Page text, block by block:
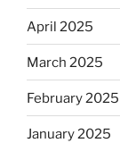
April 2025
March 2025
February 2025
January 2025